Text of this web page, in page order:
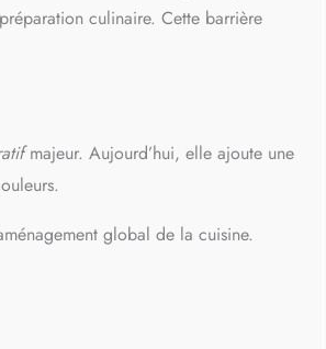
culinaire. Cette barrière
majeur. Aujourd’hui, elle ajoute une
global de la cuisine.